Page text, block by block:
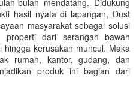
bulan mendatang. Didukung
hasil nyata di lapangan, Dust
masyarakat sebagai solusi
properti dari serangan bawah
kerusakan muncul. Maka
rumah, kantor, gudang, dan
produk ini bagian dari